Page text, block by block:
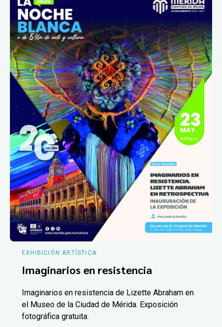
EXHIBICIÓN ARTÍSTICA
Imaginarios en resistencia
Imaginarios en resistencia de Lizette Abraham en
el Museo de la Ciudad de Mérida. Exposición
fotográfica gratuita.